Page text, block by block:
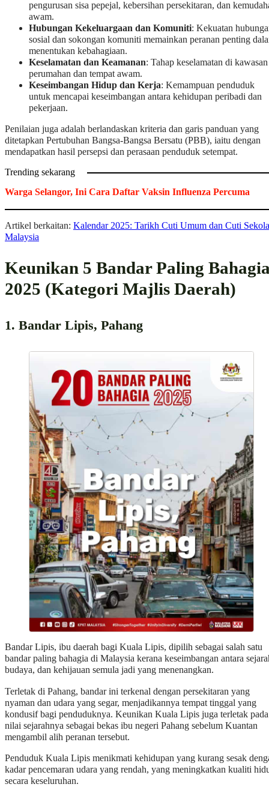
pengurusan sisa pepejal, kebersihan persekitaran, dan
awam.
Hubungan Kekeluargaan dan Komuniti: Kekuatan
sosial dan sokongan komuniti memainkan peranan penting
menentukan kebahagiaan.
Keselamatan dan Keamanan: Tahap keselamatan di kawasan
perumahan dan tempat awam.
Keseimbangan Hidup dan Kerja: Kemampuan penduduk
untuk mencapai keseimbangan antara kehidupan peribadi dan
pekerjaan.
Penilaian juga adalah berlandaskan kriteria dan garis panduan yang
ditetapkan Pertubuhan Bangsa-Bangsa Bersatu (PBB), iaitu dengan
mendapatkan hasil persepsi dan perasaan penduduk setempat.
Trending sekarang
Warga Selangor, Ini Cara Daftar Vaksin Influenza Percuma
Artikel berkaitan: Kalendar 2025: Tarikh Cuti Umum dan Cuti
Malaysia
Keunikan 5 Bandar Paling
2025 (Kategori Majlis Daerah)
1. Bandar Lipis, Pahang
Bandar Lipis, ibu daerah bagi Kuala Lipis, dipilih sebagai salah satu
bandar paling bahagia di Malaysia kerana keseimbangan antara
budaya, dan kehijauan semula jadi yang menenangkan.
Terletak di Pahang, bandar ini terkenal dengan persekitaran yang
nyaman dan udara yang segar, menjadikannya tempat tinggal yang
kondusif bagi penduduknya. Keunikan Kuala Lipis juga terletak pada
nilai sejarahnya sebagai bekas ibu negeri Pahang sebelum Kuantan
mengambil alih peranan tersebut.
Penduduk Kuala Lipis menikmati kehidupan yang kurang sesak
kadar pencemaran udara yang rendah, yang meningkatkan kualiti
secara keseluruhan.